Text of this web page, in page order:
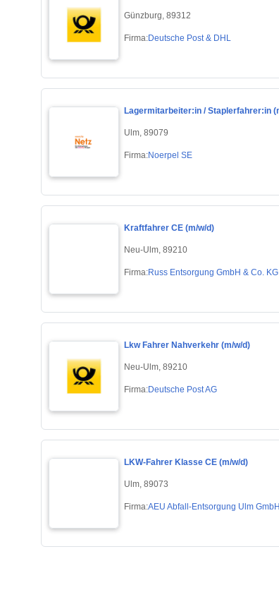
Günzburg, 89312
Firma:Deutsche Post & DHL
Lagermitarbeiter:in / Staplerfahrer:in
Ulm, 89079
Firma:Noerpel SE
Kraftfahrer CE (m/w/d)
Neu-Ulm, 89210
Firma:Russ Entsorgung GmbH & Co. KG
Lkw Fahrer Nahverkehr (m/w/d)
Neu-Ulm, 89210
Firma:Deutsche Post AG
LKW-Fahrer Klasse CE (m/w/d)
Ulm, 89073
Firma:AEU Abfall-Entsorgung Ulm